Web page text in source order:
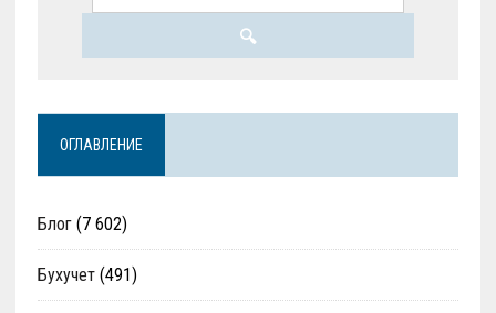
ОГЛАВЛЕНИЕ
Блог(7 602)
Бухучет(491)